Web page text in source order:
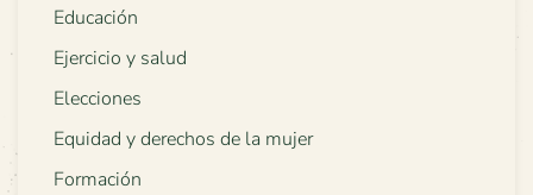
Educación
Ejercicio y salud
Elecciones
Equidad y derechos de la mujer
Formación